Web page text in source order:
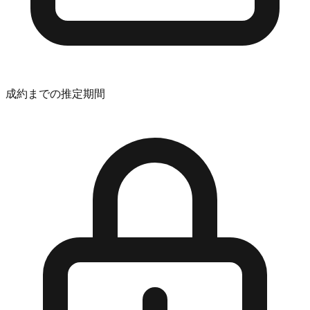
成約までの推定期間